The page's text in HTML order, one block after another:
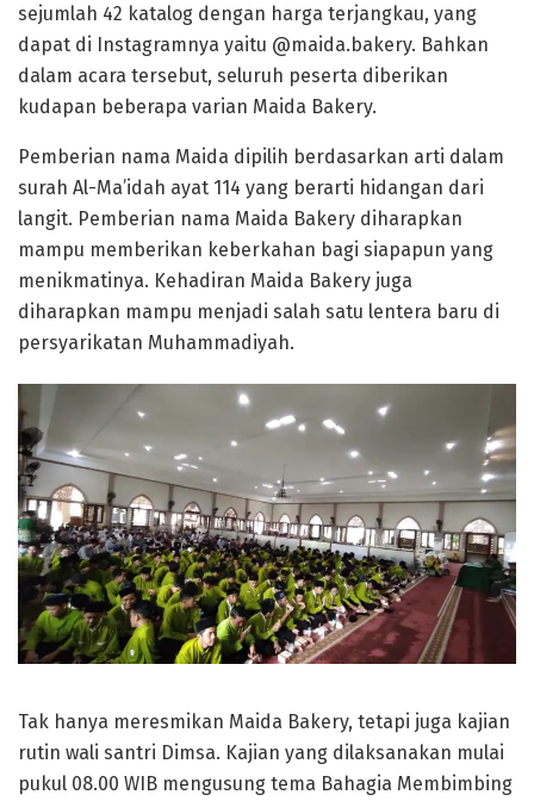
sejumlah 42 katalog dengan harga terjangkau, yang
dapat di Instagramnya yaitu @maida.bakery. Bahkan
dalam acara tersebut, seluruh peserta diberikan
kudapan beberapa varian Maida Bakery.
Pemberian nama Maida dipilih berdasarkan arti dalam
surah Al-Ma’idah ayat 114 yang berarti hidangan dari
langit. Pemberian nama Maida Bakery diharapkan
mampu memberikan keberkahan bagi siapapun yang
menikmatinya. Kehadiran Maida Bakery juga
diharapkan mampu menjadi salah satu lentera baru di
persyarikatan Muhammadiyah.
Tak hanya meresmikan Maida Bakery, tetapi juga kajian
rutin wali santri Dimsa. Kajian yang dilaksanakan mulai
pukul 08.00 WIB mengusung tema Bahagia Membimbing